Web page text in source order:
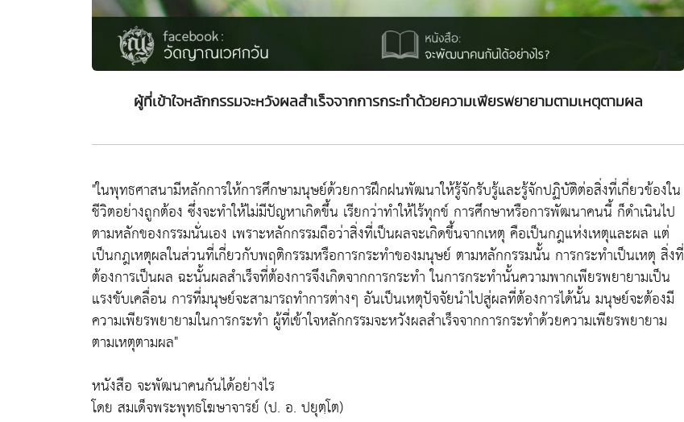
ผู้ที่เข้าใจหลักกรรมจะหวังผลสำเร็จจากการกระทำด้วยความเพียรพยายามตามเหตุตามผล
"ในพุทธศาสนามีหลักการให้การศึกษามนุษย์ด้วยการฝึกฝนพัฒนาให้รู้จักรับรู้และรู้จักปฏิบัติต่อสิ่งที่เกี่ยวข้องใน
ชีวิตอย่างถูกต้อง ซึ่งจะทำให้ไม่มีปัญหาเกิดขึ้น เรียกว่าทำให้ไร้ทุกข์ การศึกษาหรือการพัฒนาคนนี้ ก็ดำเนินไป
ตามหลักของกรรมนั่นเอง เพราะหลักกรรมถือว่าสิ่งที่เป็นผลจะเกิดขึ้นจากเหตุ คือเป็นกฎแห่งเหตุและผล แต่
เป็นกฎเหตุผลในส่วนที่เกี่ยวกับพฤติกรรมหรือการกระทำของมนุษย์ ตามหลักกรรมนั้น การกระทำเป็นเหตุ สิ่งที่
ต้องการเป็นผล ฉะนั้นผลสำเร็จที่ต้องการจึงเกิดจากการกระทำ ในการกระทำนั้นความพากเพียรพยายามเป็น
แรงขับเคลื่อน การที่มนุษย์จะสามารถทำการต่างๆ อันเป็นเหตุปัจจัยนำไปสู่ผลที่ต้องการได้นั้น มนุษย์จะต้องมี
ความเพียรพยายามในการกระทำ ผู้ที่เข้าใจหลักกรรมจะหวังผลสำเร็จจากการกระทำด้วยความเพียรพยายาม
ตามเหตุตามผล"
หนังสือ จะพัฒนาคนกันได้อย่างไร
โดย สมเด็จพระพุทธโฆษาจารย์ (ป. อ. ปยุตฺโต)